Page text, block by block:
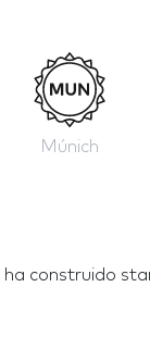
Múnich
construido